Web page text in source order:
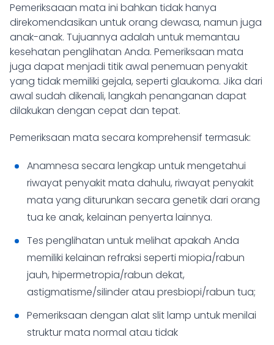
Pemeriksaaan mata ini bahkan tidak hanya
direkomendasikan untuk orang dewasa, namun juga
anak-anak. Tujuannya adalah untuk memantau
kesehatan penglihatan Anda. Pemeriksaan mata
juga dapat menjadi titik awal penemuan penyakit
yang tidak memiliki gejala, seperti glaukoma. Jika dari
awal sudah dikenali, langkah penanganan dapat
dilakukan dengan cepat dan tepat.
Pemeriksaan mata secara komprehensif termasuk:
Anamnesa secara lengkap untuk mengetahui
riwayat penyakit mata dahulu, riwayat penyakit
mata yang diturunkan secara genetik dari orang
tua ke anak, kelainan penyerta lainnya.
Tes penglihatan untuk melihat apakah Anda
memiliki kelainan refraksi seperti miopia/rabun
jauh, hipermetropia/rabun dekat,
astigmatisme/silinder atau presbiopi/rabun tua;
Pemeriksaan dengan alat slit lamp untuk menilai
struktur mata normal atau tidak